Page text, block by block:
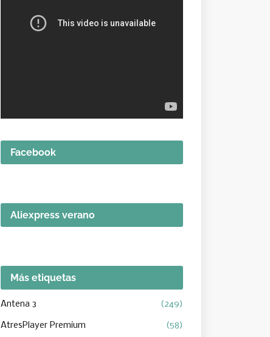
Facebook
Aliexpress verano
Más etiquetas
Antena 3 (249)
AtresPlayer Premium (58)